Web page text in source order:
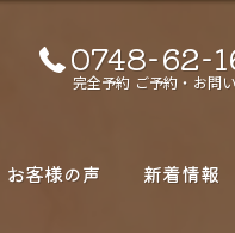
0748-62-
完全予約 ご予約・お問
お客様の声 新着情報